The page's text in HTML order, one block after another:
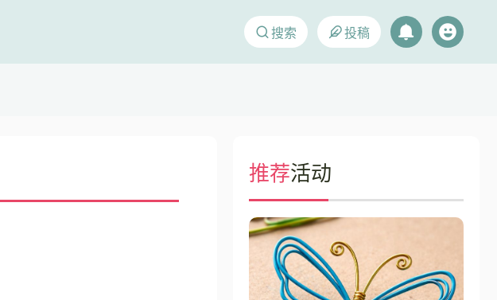
搜索 投稿
推荐活动